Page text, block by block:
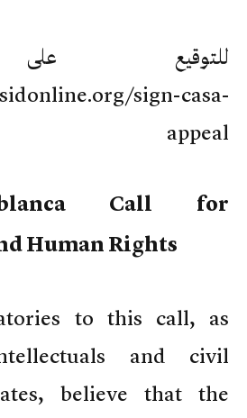
للتوقيع على
sign-casa-
appeal
Call for
Human Rights
to this call, as
and civil
believe that the